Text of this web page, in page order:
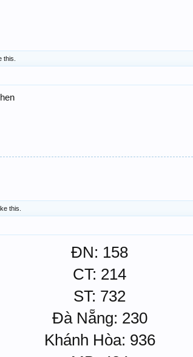
this.
this.
ĐN: 158
CT: 214
ST: 732
Đà Nẵng: 230
Khánh Hòa: 936